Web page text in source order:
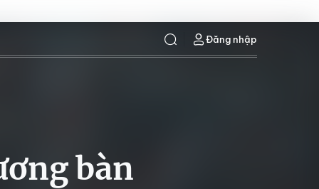
Đăng nhập
bàn